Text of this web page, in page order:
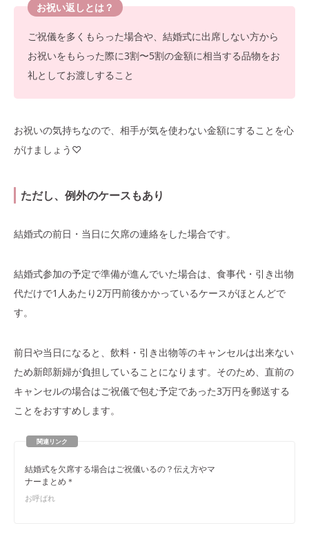
お祝い返しとは？
ご祝儀を多くもらった場合や、結婚式に出席しない方から
お祝いをもらった際に3割〜5割の金額に相当する品物をお
礼としてお渡しすること
お祝いの気持ちなので、相手が気を使わない金額にすることを心
がけましょう♡
ただし、例外のケースもあり
結婚式の前日・当日に欠席の連絡をした場合です。
結婚式参加の予定で準備が進んでいた場合は、食事代・引き出物
代だけで1人あたり2万円前後かかっているケースがほとんどで
す。
前日や当日になると、飲料・引き出物等のキャンセルは出来ない
ため新郎新婦が負担していることになります。そのため、直前の
キャンセルの場合はご祝儀で包む予定であった3万円を郵送する
ことをおすすめします。
結婚式を欠席する場合はご祝儀いるの？伝え方やマ
ナーまとめ＊
お呼ばれ